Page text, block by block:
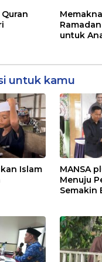
untuk
untuk kamu
Islam
MANSA
Menuju
Semakin